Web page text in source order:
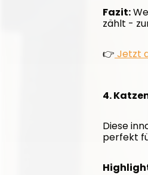
Fazit:
zählt -
👉 Jetzt
4.
Diese
perfekt